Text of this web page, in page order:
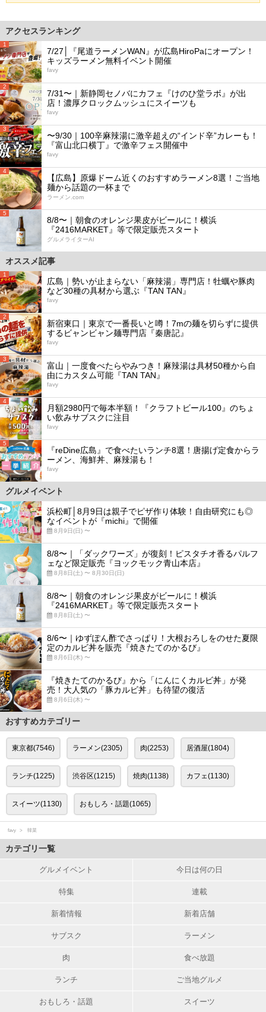
アクセスランキング
1
7/27│『尾道ラーメンWAN』が広島HiroPaにオープン！
キッズラーメン無料イベント開催
favy
2
7/31〜｜新静岡セノバにカフェ『けのひ堂ラボ』が出
店！濃厚クロックムッシュにスイーツも
favy
3
〜9/30｜100辛麻辣湯に激辛超えの“インド辛”カレーも！
『富山北口横丁』で激辛フェス開催中
favy
4
【広島】原爆ドーム近くのおすすめラーメン8選！ご当地
麺から話題の一杯まで
ラーメン.com
5
8/8〜｜朝食のオレンジ果皮がビールに！横浜
『2416MARKET』等で限定販売スタート
グルメライターAI
オススメ記事
1
広島｜勢いが止まらない「麻辣湯」専門店！牡蠣や豚肉
など30種の具材から選ぶ『TAN TAN』
favy
2
新宿東口｜東京で一番長いと噂！7mの麺を切らずに提供
するビャンビャン麺専門店『秦唐記』
favy
3
富山｜一度食べたらやみつき！麻辣湯は具材50種から自
由にカスタム可能『TAN TAN』
favy
4
月額2980円で毎本半額！『クラフトビール100』のちょ
い飲みサブスクに注目
favy
5
『reDine広島』で食べたいランチ8選！唐揚げ定食からラ
ーメン、海鮮丼、麻辣湯も！
favy
グルメイベント
浜松町│8月9日は親子でピザ作り体験！自由研究にも◎
なイベントが『michi』で開催
8月9日(日) 〜
8/8〜｜「ダックワーズ」が復刻！ピスタチオ香るパルフ
ェなど限定販売『ヨックモック青山本店』
8月8日(土) 〜 8月30日(日)
8/8〜｜朝食のオレンジ果皮がビールに！横浜
『2416MARKET』等で限定販売スタート
8月8日(土) 〜
8/6〜｜ゆずぽん酢でさっぱり！大根おろしをのせた夏限
定のカルビ丼を販売『焼きたてのかるび』
8月6日(木) 〜
『焼きたてのかるび』から「にんにくカルビ丼」が発
売！大人気の「豚カルビ丼」も待望の復活
8月6日(木) 〜
おすすめカテゴリー
東京都(7546) ラーメン(2305) 肉(2253) 居酒屋(1804)
ランチ(1225) 渋谷区(1215) 焼肉(1138) カフェ(1130)
スイーツ(1130) おもしろ・話題(1065)
favy 韓菜
カテゴリ一覧
グルメイベント 今日は何の日
特集 連載
新着情報 新着店舗
サブスク ラーメン
肉 食べ放題
ランチ ご当地グルメ
おもしろ・話題 スイーツ